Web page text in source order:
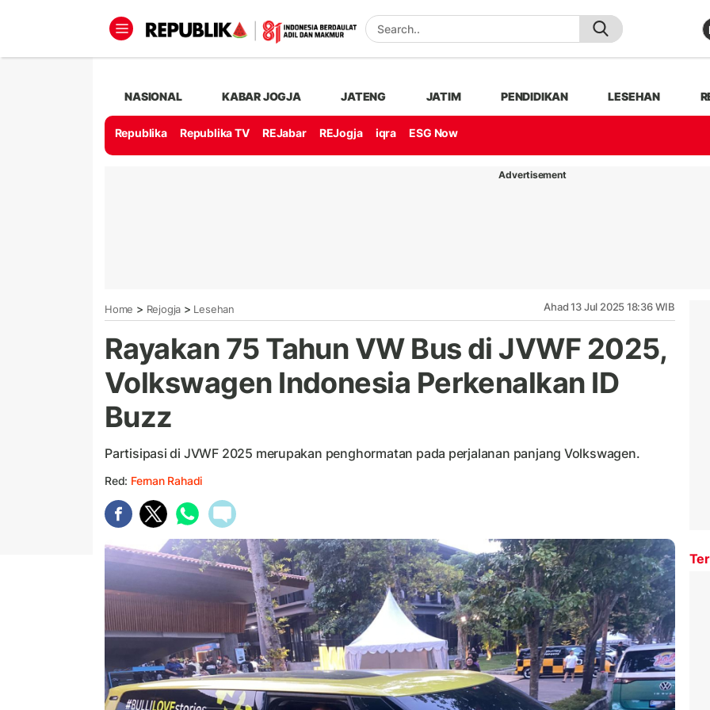
NASIONAL KABAR JOGJA JATENG JATIM PENDIDIKAN LESEHAN
Republika Republika TV REJabar REJogja iqra ESG Now
Advertisement
Home > Rejogja > Lesehan Ahad 13 Jul 2025 18:36 WIB
Rayakan 75 Tahun VW Bus di JVWF 2025,
Volkswagen Indonesia Perkenalkan ID
Buzz
Partisipasi di JVWF 2025 merupakan penghormatan pada perjalanan panjang Volkswagen.
Red: Fernan Rahadi